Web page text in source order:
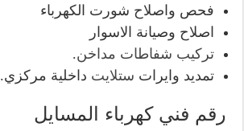
فحص واصلاح شورت الكهرباء
اصلاح وصيانة الاسوار
تركيب شفاطات مداخن.
تمديد وايرات ستلايت داخلية مركزي.
رقم فني كهرباء المسايل